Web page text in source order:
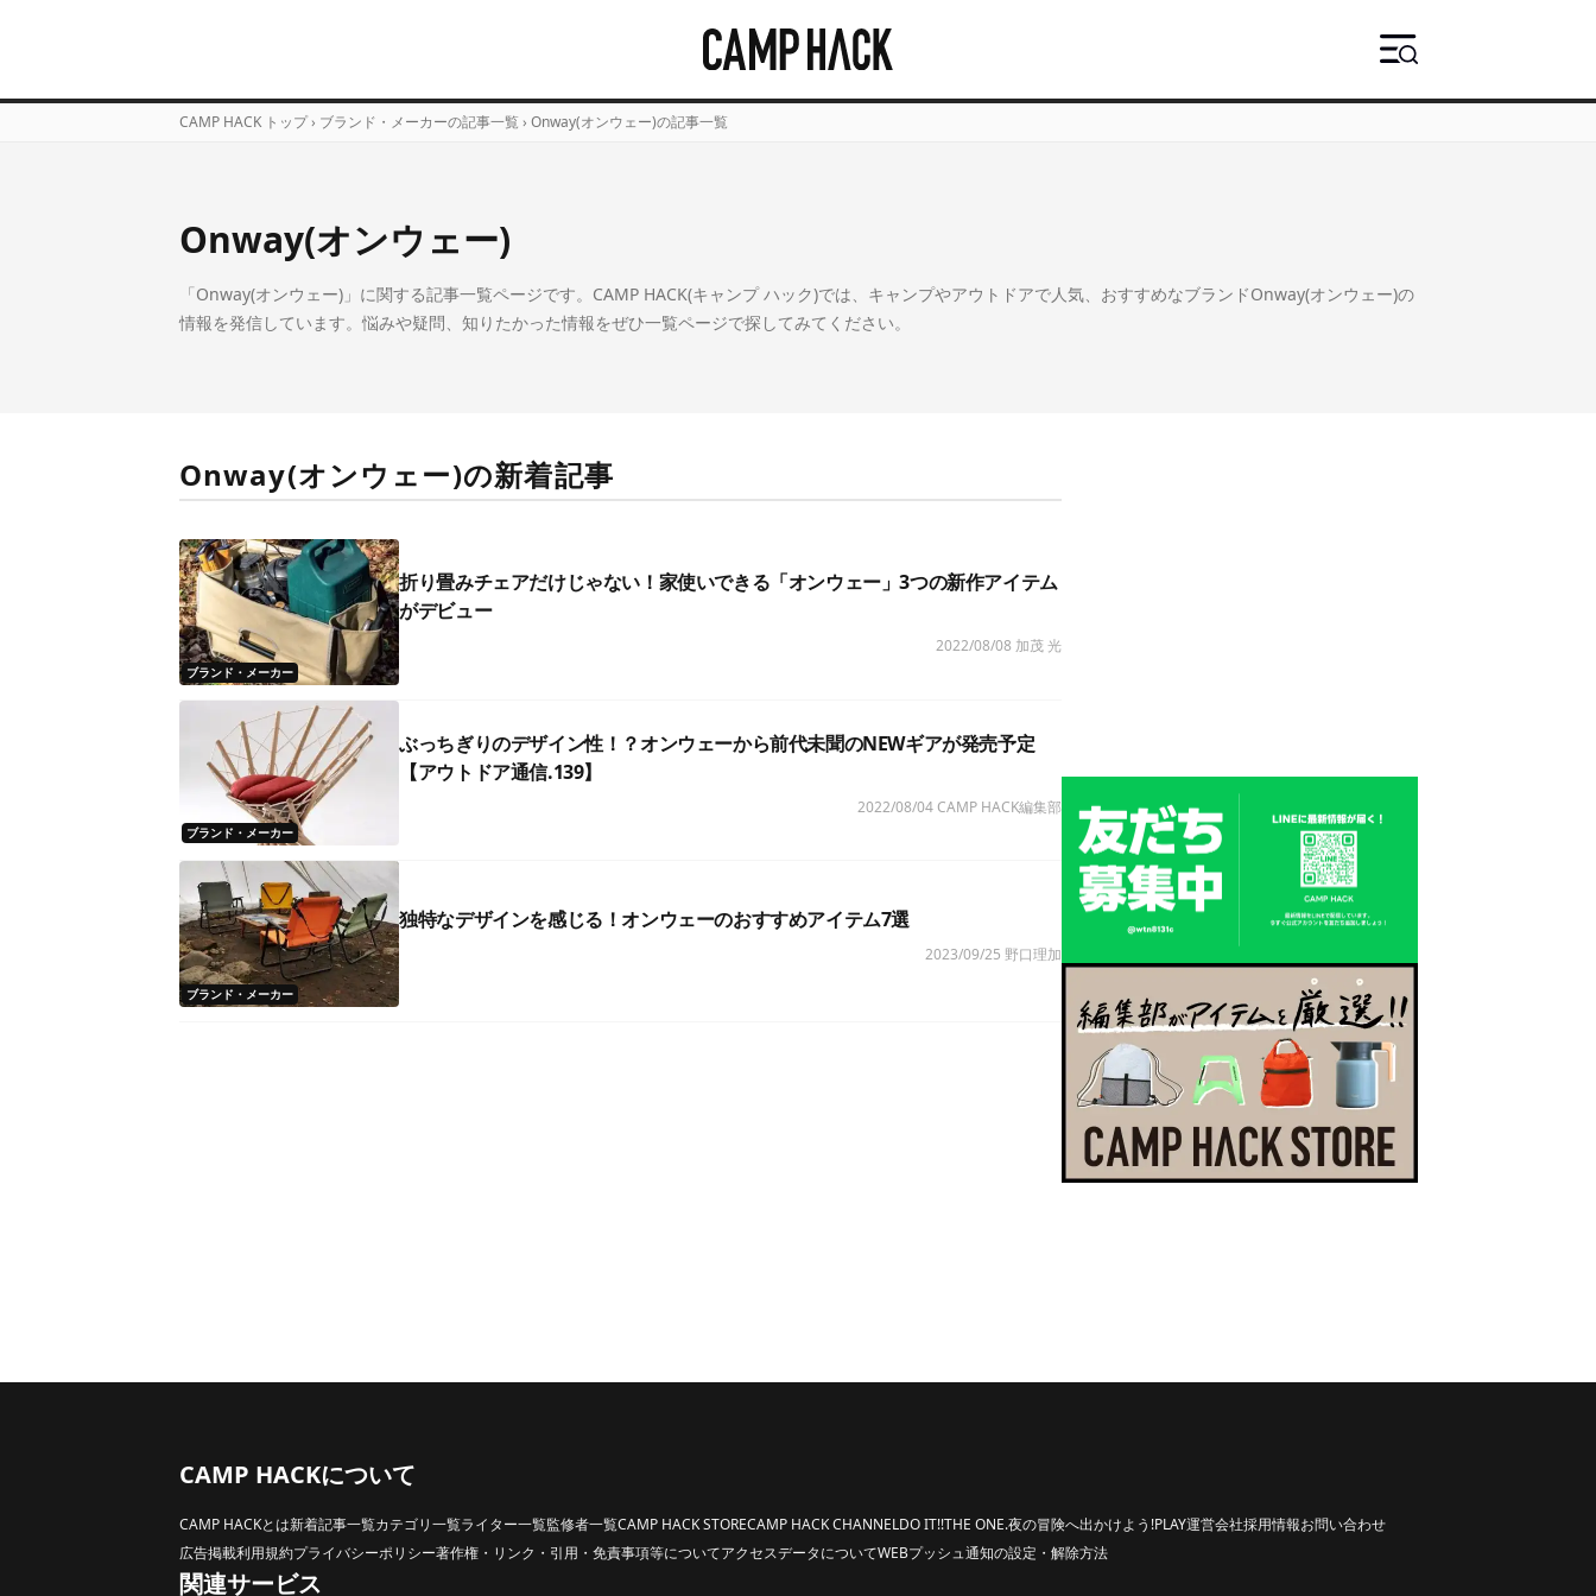
CAMP HACK トップ › ブランド・メーカーの記事一覧 › Onway(オンウェー)の記事一覧
Onway(オンウェー)
「Onway(オンウェー)」に関する記事一覧ページです。CAMP HACK(キャンプ ハック)では、キャンプやアウトドアで人気、おすすめなブランドOnway(オンウェー)の
情報を発信しています。悩みや疑問、知りたかった情報をぜひ一覧ページで探してみてください。
Onway(オンウェー)の新着記事
ブランド・メーカー
折り畳みチェアだけじゃない！家使いできる「オンウェー」3つの新作アイテム
がデビュー
2022/08/08 加茂 光
ブランド・メーカー
ぶっちぎりのデザイン性！？オンウェーから前代未聞のNEWギアが発売予定
【アウトドア通信.139】
2022/08/04 CAMP HACK編集部
ブランド・メーカー
独特なデザインを感じる！オンウェーのおすすめアイテム7選
2023/09/25 野口理加
CAMP HACKについて
CAMP HACKとは新着記事一覧カテゴリ一覧ライター一覧監修者一覧CAMP HACK STORECAMP HACK CHANNELDO IT!!THE ONE.夜の冒険へ出かけよう!PLAY運営会社採用情報お問い合わせ
広告掲載利用規約プライバシーポリシー著作権・リンク・引用・免責事項等についてアクセスデータについてWEBプッシュ通知の設定・解除方法
関連サービス